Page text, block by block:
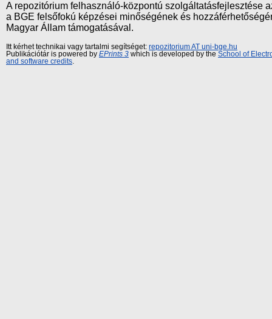
A repozitórium felhasználó-központú szolgáltatásfejlesztése
a BGE felsőfokú képzései minőségének és
Magyar Állam támogatásával.
Itt kérhet technikai vagy tartalmi segítséget: repozitorium AT uni-bge.hu
Publikációtár is powered by EPrints 3 which is developed by the School of
and software credits